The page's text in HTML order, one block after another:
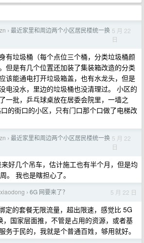
› 最近家里和周边两个小区居民楼统一换 5 月 22
日
有垃圾桶（每个点位三个桶，分类垃圾桶颜
但是有几个位置还加装了集装箱改造的分类
该能通电打开垃圾箱盖，也有水龙头，但是
电没水，里边的垃圾桶也没清理过。 小区的
一批，乒乓球桌放在居委会院里，一墙之
的街口的小区，只有门口那个口做了电梯改
› 最近家里和周边两个小区居民楼统一换 5 月 22
日
好几个吊车，估计施工也有半个月，但是均
。 我也是瞎担心了。
› 6G 网要来了？ 5 月 22 日
定的套餐无限流量，超出限速，感觉比 5G
，国家层面推，不管是占用的资源，或者基
务于民的，我就是个普通百姓，够用就好。